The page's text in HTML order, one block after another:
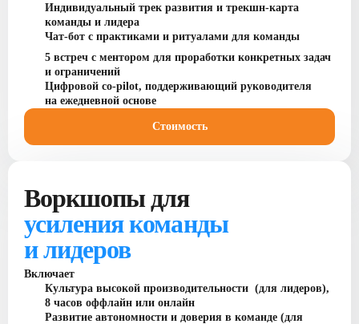
Индивидуальный трек развития и трекшн-карта
команды и лидера
Чат-бот с практиками и ритуалами для команды
5 встреч с ментором для проработки конкретных задач
и ограничений
Цифровой co-pilot, поддерживающий руководителя
на ежедневной основе
Стоимость
Воркшопы для
усиления команды
и лидеров
Включает
Культура высокой производительности (для лидеров),
8 часов оффлайн или онлайн
Развитие автономности и доверия в команде (для